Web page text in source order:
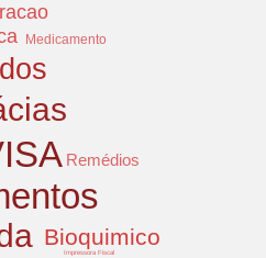
Bioquimico
Remédios
Medicamento
Impressora Fiscal